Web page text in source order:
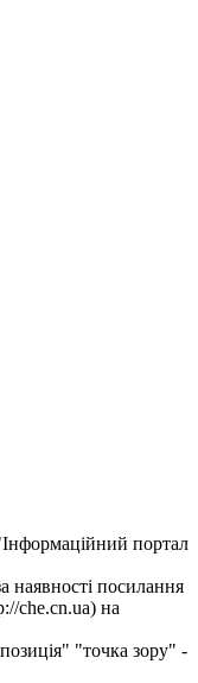
портал
наявності посилання
che.cn.ua) на
"точка зору" -